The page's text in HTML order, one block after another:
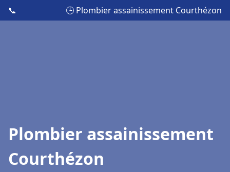
📞 🕒 Plombier assainissement Courthézon
Plombier assainissement
Courthézon